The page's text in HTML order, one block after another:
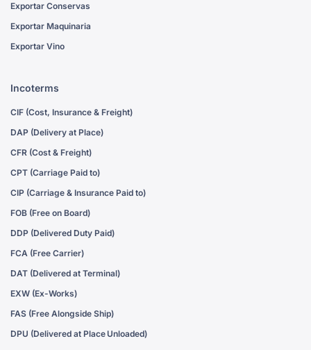
Exportar Conservas
Exportar Maquinaria
Exportar Vino
Incoterms
CIF (Cost, Insurance & Freight)
DAP (Delivery at Place)
CFR (Cost & Freight)
CPT (Carriage Paid to)
CIP (Carriage & Insurance Paid to)
FOB (Free on Board)
DDP (Delivered Duty Paid)
FCA (Free Carrier)
DAT (Delivered at Terminal)
EXW (Ex-Works)
FAS (Free Alongside Ship)
DPU (Delivered at Place Unloaded)